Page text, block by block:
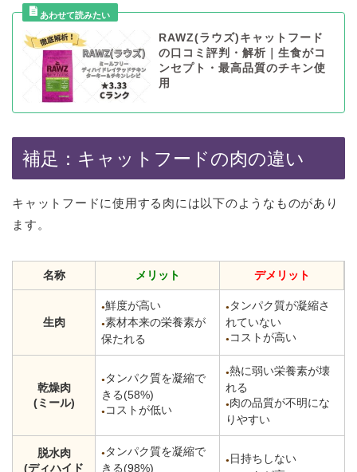
RAWZ(ラウズ)キャットフード
の口コミ評判・解析｜生食がコ
ンセプト・最高品質のチキン使
用
補足：キャットフードの肉の違い
キャットフードに使用する肉には以下のようなものがあり
ます。
名称 メリット デメリット
生肉
●鮮度が高い
●素材本来の栄養素が
保たれる
● タンパク質が凝縮さ
れていない
● コストが高い
乾燥肉
(ミール)
● タンパク質を凝縮で
きる(58%)
● コストが低い
●熱に弱い栄養素が壊
れる
● 肉の品質が不明にな
りやすい
脱水肉
(ディハイド
● タンパク質を凝縮で
きる(98%)
● 日持ちしない